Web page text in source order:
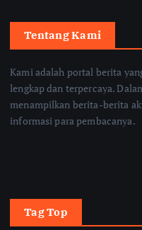
Tentang Kami
Kami adalah portal berita
lengkap dan terpercaya.
menampilkan berita-berita
informasi para pembacanya.
Tag Top